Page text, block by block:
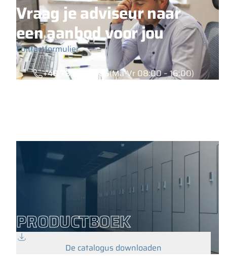
Vraag je adviseur naar
een aanbod voor jou
Contactformulier
+48 789 777 485(Ma-Vr 08:00 – 16:00)
PRODUCTBOEK
De catalogus downloaden